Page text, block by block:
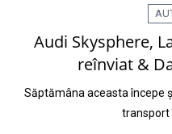
Audi Skysphere,
reînviat &
Săptămâna aceasta începe
transport